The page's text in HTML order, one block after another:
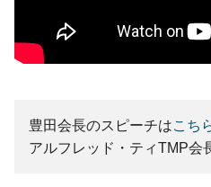
豊田会長のスピーチはこち
アルフレッド・ティTMP会